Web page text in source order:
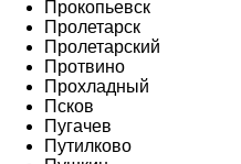
Прокопьевск
Пролетарск
Пролетарский
Протвино
Прохладный
Псков
Пугачев
Путилково